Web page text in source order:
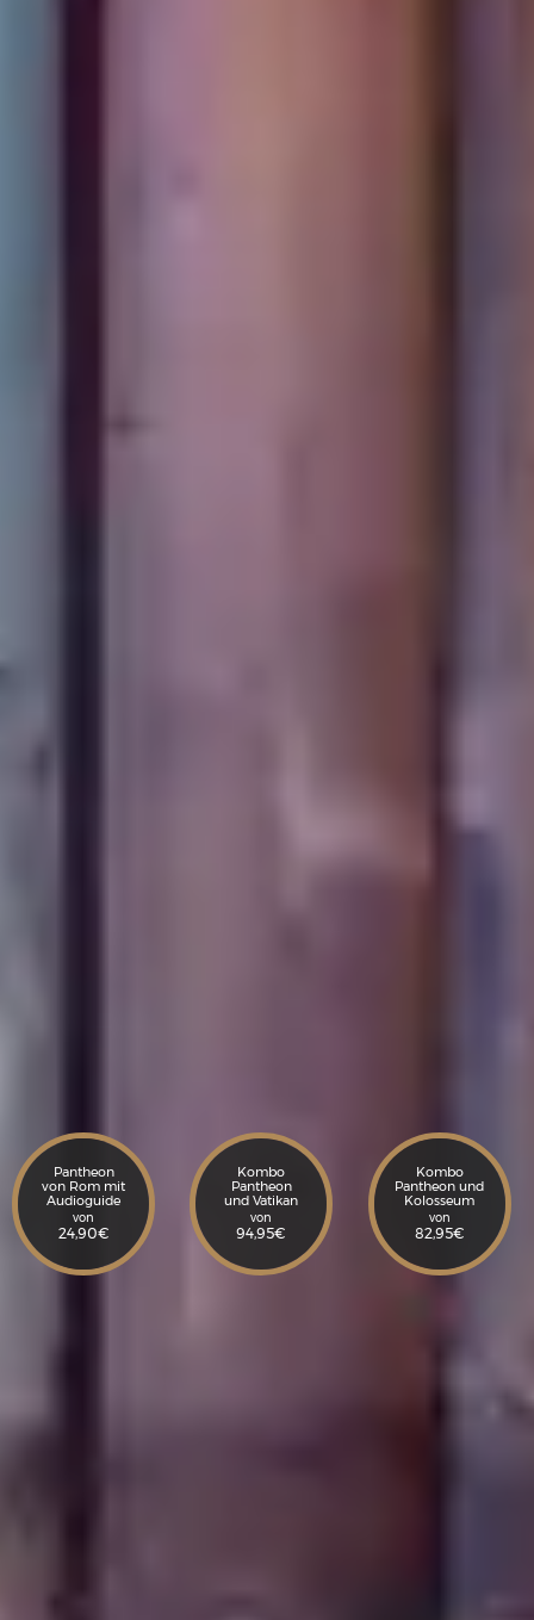
Pantheon
von Rom mit
Audioguide
von
24,90€
Kombo
Pantheon
und Vatikan
von
94,95€
Kombo
Pantheon und
Kolosseum
von
82,95€